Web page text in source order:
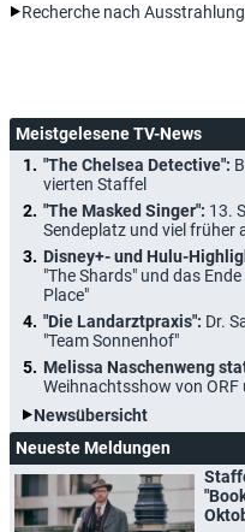
Recherche nach
Meistgelesene TV-News
"The Chelsea Detective":
vierten Staffel
"The Masked Singer": 13.
Sendeplatz und viel früher
Disney+- und Hulu-
"The Shards" und das
Place"
"Die Landarztpraxis": Dr.
"Team Sonnenhof"
Melissa Naschenweng
Weihnachtsshow von ORF
Newsübersicht
Neueste Meldungen